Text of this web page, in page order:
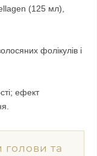
(125 мл),
фолікулів і
ефект
та